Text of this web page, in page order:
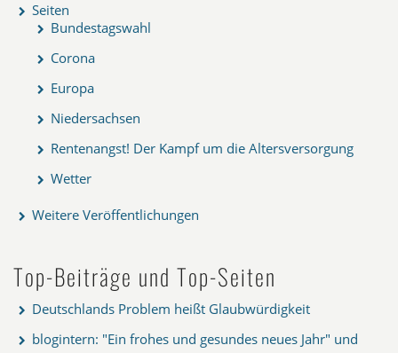
Seiten
Bundestagswahl
Corona
Europa
Niedersachsen
Rentenangst! Der Kampf um die Altersversorgung
Wetter
Weitere Veröffentlichungen
Top-Beiträge und Top-Seiten
Deutschlands Problem heißt Glaubwürdigkeit
blogintern: "Ein frohes und gesundes neues Jahr" und